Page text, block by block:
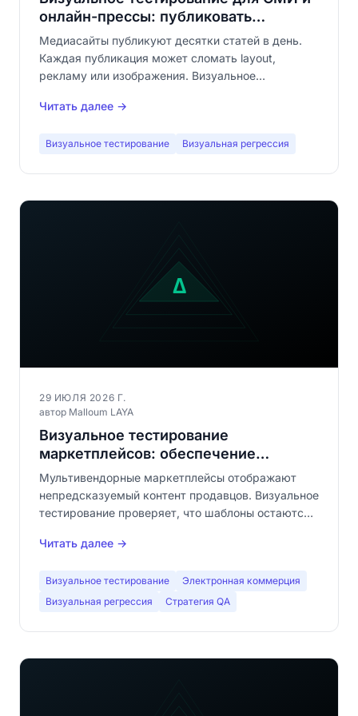
онлайн-прессы: публиковать
непрерывно, не ломая шаблон
Медиасайты публикуют десятки статей в день.
Каждая публикация может сломать layout,
рекламу или изображения. Визуальное
что никто не успевает проверять вручную.
Читать далее →
Визуальное тестирование Визуальная регрессия
29 ИЮЛЯ 2026 Г.
автор Malloum LAYA
Визуальное тестирование
маркетплейсов: обеспечение
единообразия при непредсказуемом
контенте
Мультивендорные маркетплейсы отображают
непредсказуемый контент продавцов. Визуальное
тестирование проверяет, что шаблоны остаются
Полное руководство для QA-команд e-commerce.
Читать далее →
Визуальное тестирование
Электронная коммерция
Визуальная регрессия
Стратегия QA